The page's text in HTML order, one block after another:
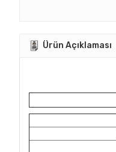
Ürün Açıklaması